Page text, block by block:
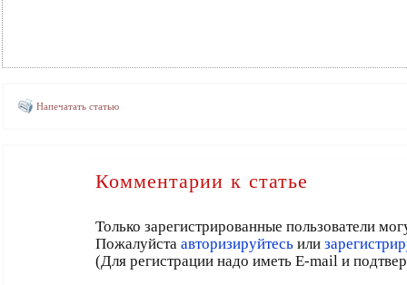
Напечатать статью
Комментарии к статье
Только зарегистрированные пользователи
Пожалуйста авторизируйтесь или
(Для регистрации надо иметь E-mail и